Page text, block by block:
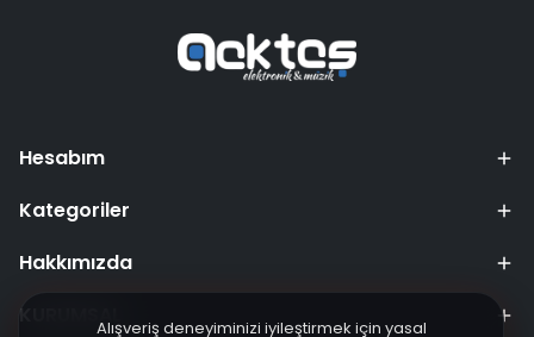
Alışveriş deneyiminizi iyileştirmek için yasal
Hesabım
Kategoriler
Hakkımızda
KURUMSAL